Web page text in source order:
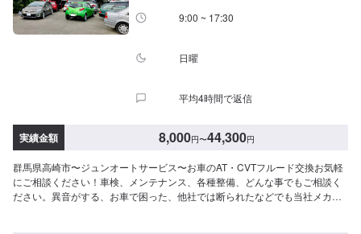
9:00 ~ 17:30
日曜
平均4時間で返信
実績金額 8,000円〜44,300円
群馬県高崎市〜ジュンオートサービス〜お車のAT・CVTフルード交換お気軽
にご相談ください！車検、メンテナンス、各種整備、どんな事でもご相談く
ださい。異音がする、お車で困った、他社では断られたなどでも当社メカニ